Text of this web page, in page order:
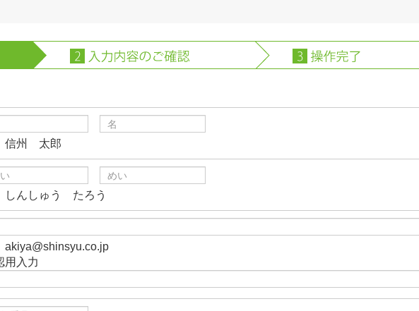
信州 太郎
しんしゅう たろう
akiya@shinsyu.co.jp
用入力